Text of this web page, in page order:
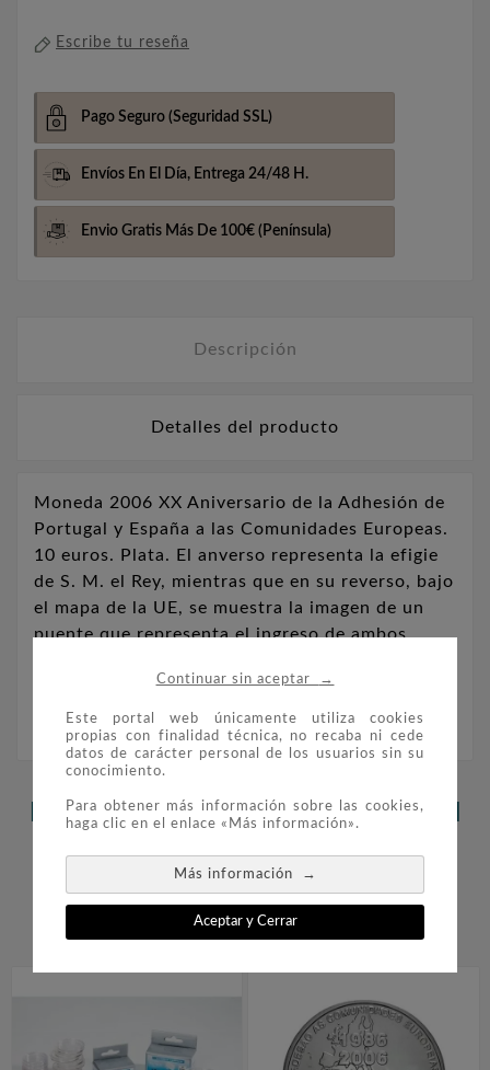
Continuar sin aceptar →
Este portal web únicamente utiliza cookies
propias con finalidad técnica, no recaba ni cede
datos de carácter personal de los usuarios sin su
conocimiento.
Para obtener más información sobre las cookies,
haga clic en el enlace «Más información».
Más información →
Aceptar y Cerrar
Escribe tu reseña
Pago Seguro (Seguridad SSL)
Envíos En El Día, Entrega 24/48 H.
Envio Gratis Más De 100€ (Península)
Descripción
Detalles del producto
Moneda 2006 XX Aniversario de la Adhesión de
Portugal y España a las Comunidades Europeas.
10 euros. Plata. El anverso representa la efigie
de S. M. el Rey, mientras que en su reverso, bajo
el mapa de la UE, se muestra la imagen de un
puente que representa el ingreso de ambos
gr. Diámetro: 40 mm. Tirada: 12.000 unidades.
LOS CLIENTES QUE ADQUIRIERON
ESTE PRODUCTO TAMBIÉN
COMPRARON:
 